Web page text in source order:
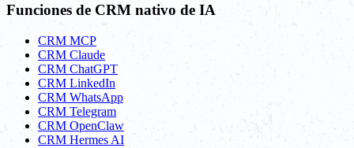
Funciones de CRM nativo de IA
CRM MCP
CRM Claude
CRM ChatGPT
CRM LinkedIn
CRM WhatsApp
CRM Telegram
CRM OpenClaw
CRM Hermes AI